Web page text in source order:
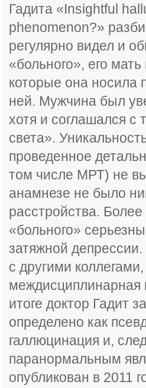
Гадита «Insightful
phenomenon?»
регулярно видел и
«больного», его
которые она носила
ней. Мужчина был
хотя и соглашался с
света».
проведенное
том числе МРТ) не
анамнезе не было
расстройства.
«больного»
затяжной
с другими
междисциплинарная
итоге доктор Гадит
определено как
галлюцинация и,
паранормальным
опубликован в 2011